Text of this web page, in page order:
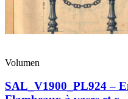
Volumen
SAL_V1900_PL924 –